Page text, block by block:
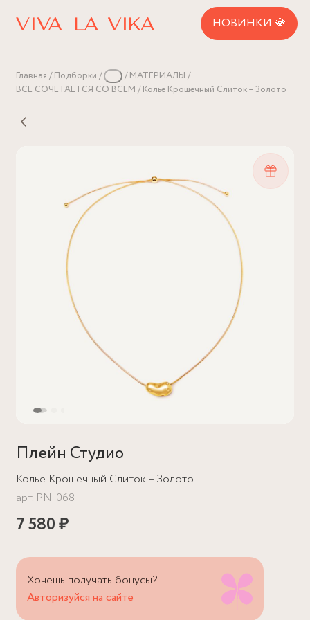
НОВИНКИ 💎
Главная Подборки ...
МАТЕРИАЛЫ
ВСЕ СОЧЕТАЕТСЯ СО ВСЕМ
Колье Крошечный Слиток – Золото
Плейн Студио
Колье Крошечный Слиток – Золото
арт. PN-068
7 580 ₽
Хочешь получать бонусы?
Авторизуйся на сайте